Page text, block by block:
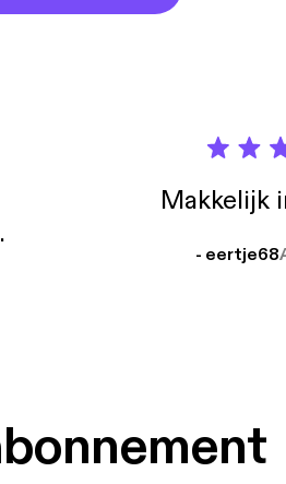
Makkelijk
- eertje68